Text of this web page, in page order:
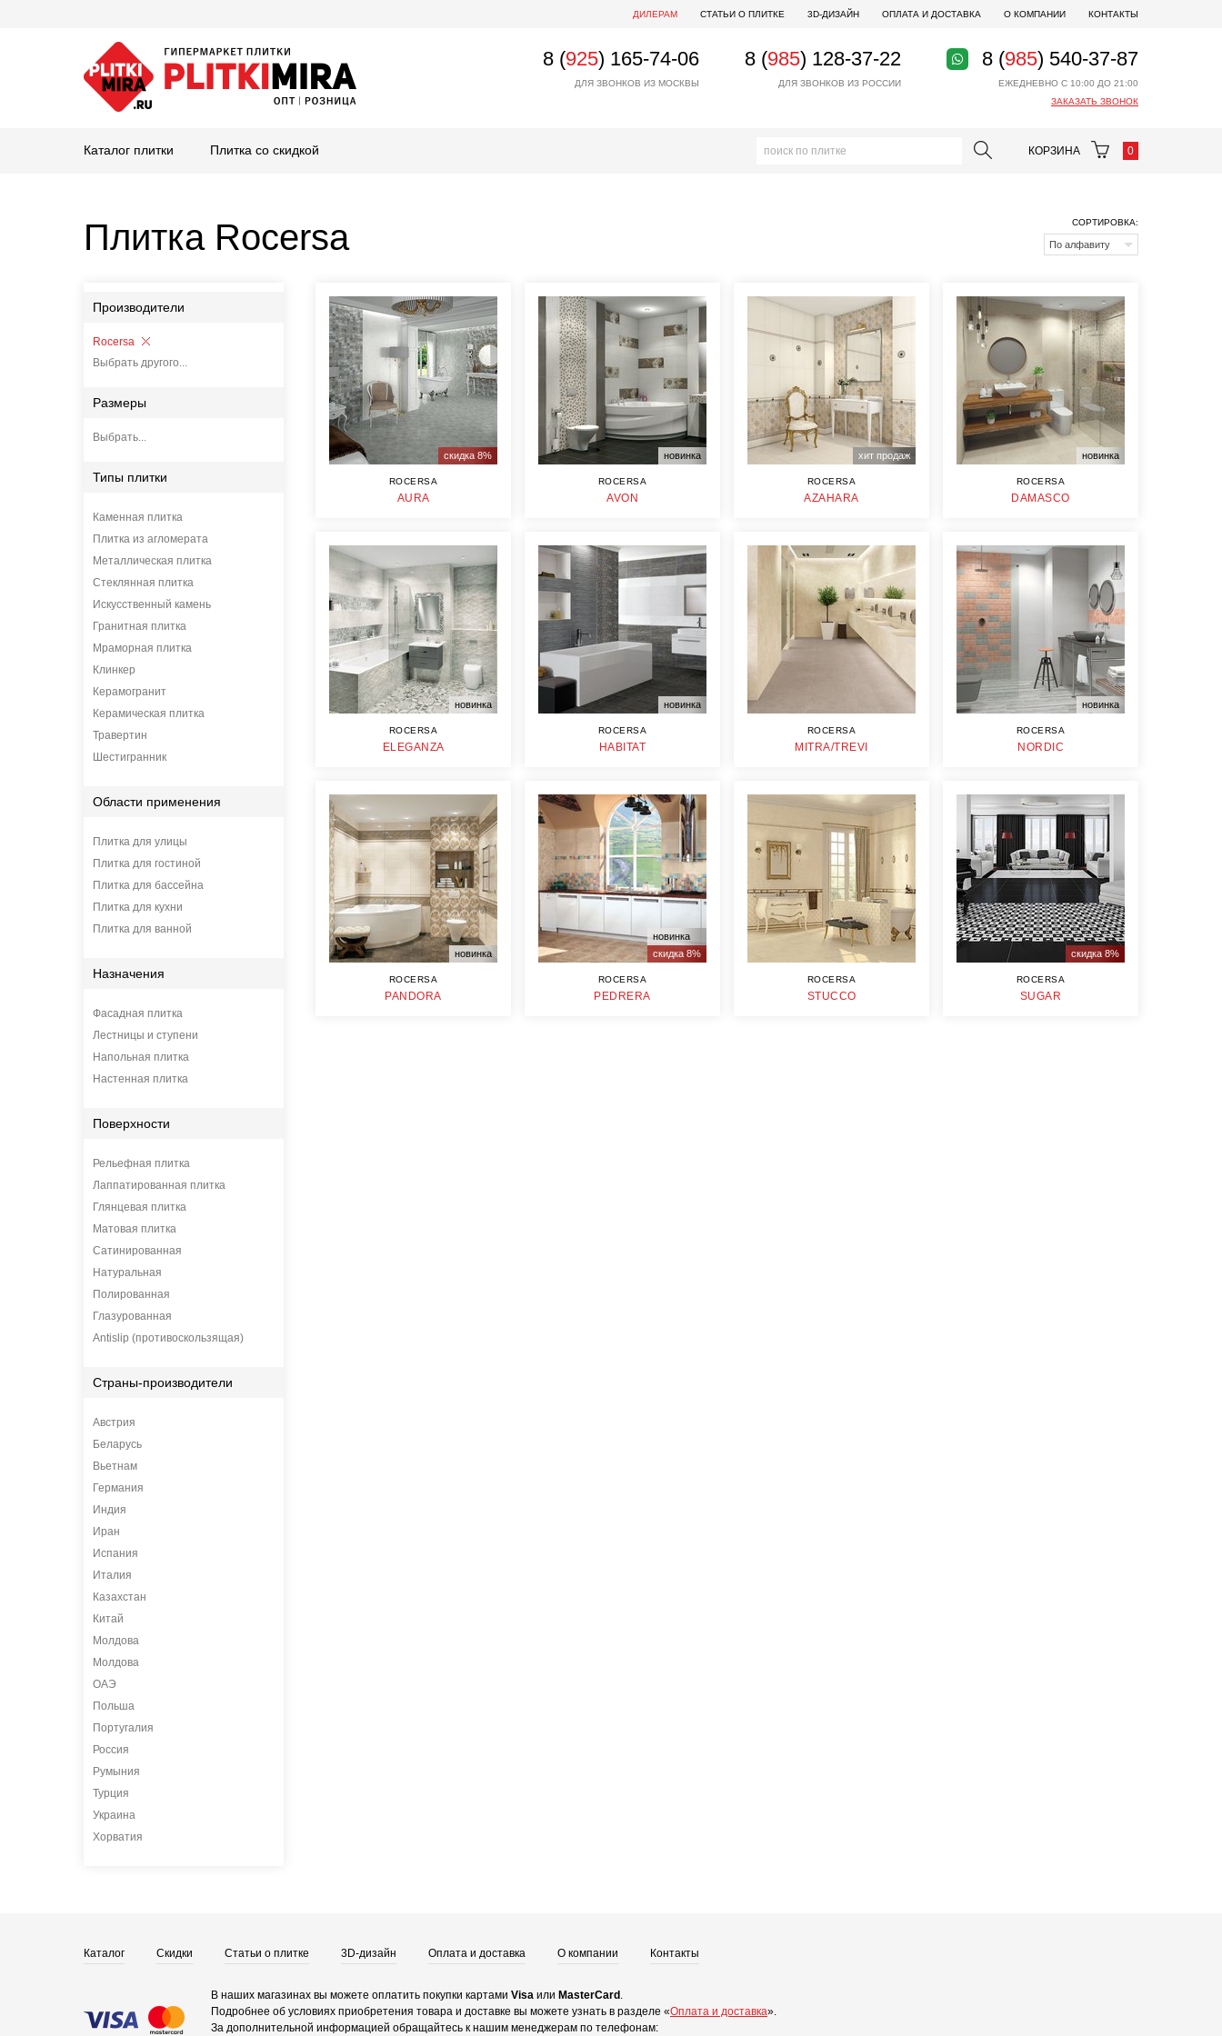
ДИЛЕРАМ СТАТЬИ О ПЛИТКЕ 3D-ДИЗАЙН ОПЛАТА И ДОСТАВКА О КОМПАНИИ КОНТАКТЫ
8 (925) 165-74-06
ДЛЯ ЗВОНКОВ ИЗ МОСКВЫ
8 (985) 128-37-22
ДЛЯ ЗВОНКОВ ИЗ РОССИИ
8 (985) 540-37-87
ЕЖЕДНЕВНО С 10:00 ДО 21:00
ЗАКАЗАТЬ ЗВОНОК
Каталог плитки Плитка со скидкой КОРЗИНА 0
Плитка Rocersa СОРТИРОВКА:
По алфавиту
Производители
Rocersa
Выбрать другого...
Размеры
Выбрать...
Типы плитки
Каменная плитка
Плитка из агломерата
Металлическая плитка
Стеклянная плитка
Искусственный камень
Гранитная плитка
Мраморная плитка
Клинкер
Керамогранит
Керамическая плитка
Травертин
Шестигранник
Области применения
Плитка для улицы
Плитка для гостиной
Плитка для бассейна
Плитка для кухни
Плитка для ванной
Назначения
Фасадная плитка
Лестницы и ступени
Напольная плитка
Настенная плитка
Поверхности
Рельефная плитка
Лаппатированная плитка
Глянцевая плитка
Матовая плитка
Сатинированная
Натуральная
Полированная
Глазурованная
Antislip (противоскользящая)
Страны-производители
Австрия
Беларусь
Вьетнам
Германия
Индия
Иран
Испания
Италия
Казахстан
Китай
Молдова
Молдова
ОАЭ
Польша
Португалия
Россия
Румыния
Турция
Украина
Хорватия
скидка 8%
ROCERSA
AURA
новинка
ROCERSA
AVON
хит продаж
ROCERSA
AZAHARA
новинка
ROCERSA
DAMASCO
новинка
ROCERSA
ELEGANZA
новинка
ROCERSA
HABITAT
ROCERSA
MITRA/TREVI
новинка
ROCERSA
NORDIC
новинка
ROCERSA
PANDORA
новинка
скидка 8%
ROCERSA
PEDRERA
ROCERSA
STUCCO
скидка 8%
ROCERSA
SUGAR
Каталог Скидки Статьи о плитке 3D-дизайн Оплата и доставка О компании Контакты
В наших магазинах вы можете оплатить покупки картами Visa или MasterCard .
Подробнее об условиях приобретения товара и доставке вы можете узнать в разделе «Оплата и доставка».
За дополнительной информацией обращайтесь к нашим менеджерам по телефонам: